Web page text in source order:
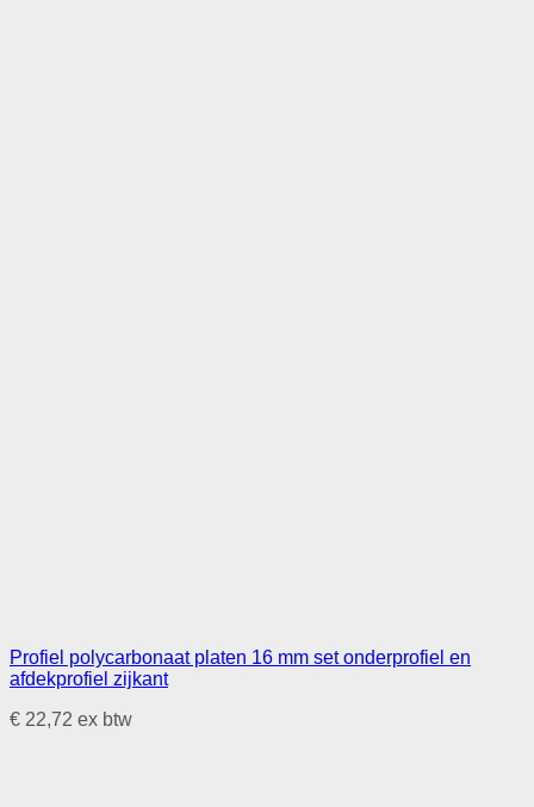
Profiel polycarbonaat platen 16 mm set onderprofiel en
afdekprofiel zijkant
€ 22,72 ex btw